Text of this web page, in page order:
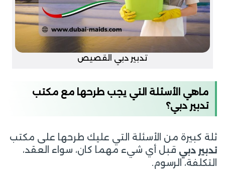
تدبير دبي القصيص
ماهي الأسئلة التي يجب طرحها مع مكتب
تدبير دبي؟
ثلة كبيرة من الأسئلة التي عليك طرحها على مكتب
تدبير دبي قبل أي شيء مهما كان، سواء العقد،
التكلفة، الرسوم.